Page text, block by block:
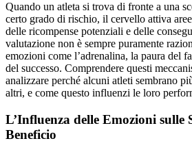
Quando un atleta si trova di fronte a una
certo grado di rischio, il cervello attiva
delle ricompense potenziali e delle
valutazione non è sempre puramente
emozioni come l’adrenalina, la paura del
del successo. Comprendere questi
analizzare perché alcuni atleti sembrano
altri, e come questo influenzi le loro
L’Influenza delle Emozioni sulle
Beneficio